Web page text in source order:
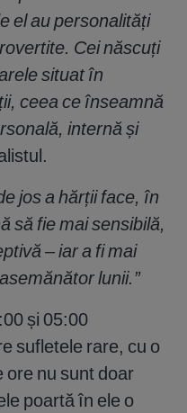
el au personalități
Cei născuți
situat în
ceea ce înseamnă
internă și
jos a hărții face, în
să fie mai sensibilă,
– iar a fi mai
lunii.”
și 05:00
sufletele rare, cu o
ore nu sunt doar
poartă în ele o